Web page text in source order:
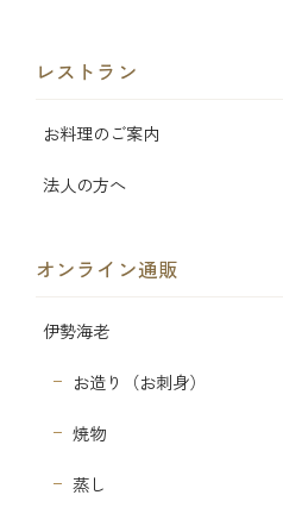
レストラン
お料理のご案内
法人の方へ
オンライン通販
伊勢海老
お造り（お刺身）
焼物
蒸し